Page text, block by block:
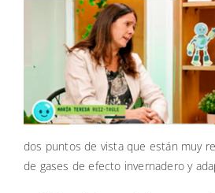
dos puntos de vista que están muy
de gases de efecto invernadero y